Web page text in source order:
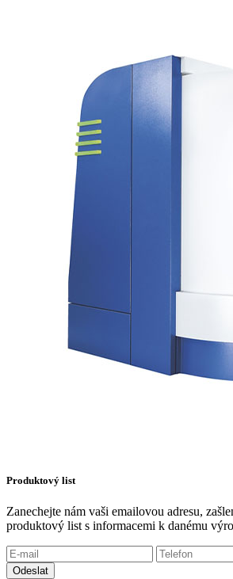
Produktový list
Zanechejte nám vaši emailovou adresu,
produktový list s informacemi k danému
Odeslat